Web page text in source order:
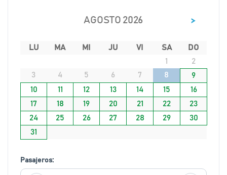
AGOSTO 2026 >
LU MA MI JU VI SA
DO
1
2
3
4 5 6 7 8
9
10
11 12 13 14 15
16
17
18 19 20 21 22
23
24
25 26 27 28 29
30
31
Pasajeros: